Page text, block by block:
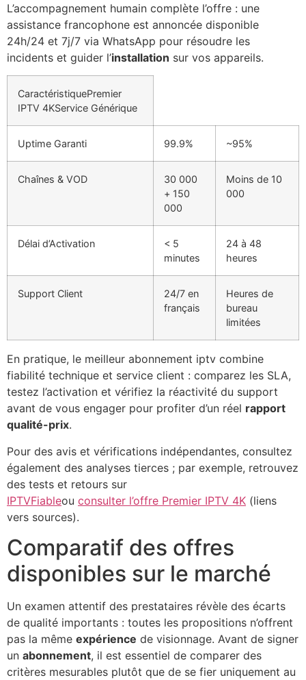
L’accompagnement humain complète l’offre : une
assistance francophone est annoncée disponible
24h/24 et 7j/7 via WhatsApp pour résoudre les
incidents et guider l’installation sur vos appareils.
CaractéristiquePremier
IPTV 4KService Générique
Uptime Garanti 99.9% ~95%
Chaînes & VOD
30 000
+ 150
000
Moins de 10
000
Délai d’Activation
< 5
minutes
24 à 48
heures
Support Client
24/7 en
français
Heures de
bureau
limitées
En pratique, le meilleur abonnement iptv combine
fiabilité technique et service client : comparez les SLA,
testez l’activation et vérifiez la réactivité du support
avant de vous engager pour profiter d’un réel rapport
qualité-prix.
Pour des avis et vérifications indépendantes, consultez
également des analyses tierces ; par exemple, retrouvez
des tests et retours sur
IPTVFiableou consulter l’offre Premier IPTV 4K (liens
vers sources).
Comparatif des offres
disponibles sur le marché
Un examen attentif des prestataires révèle des écarts
de qualité importants : toutes les propositions n’offrent
pas la même expérience de visionnage. Avant de signer
un abonnement, il est essentiel de comparer des
critères mesurables plutôt que de se fier uniquement au